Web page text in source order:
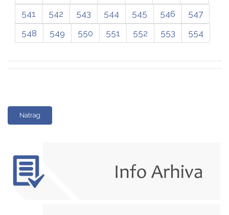
541
542 543 544 545 546
547
548
549 550 551 552 553 554
Natrag